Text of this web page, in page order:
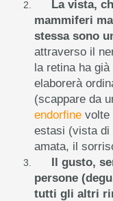
La vista,
mammiferi
stessa sono
attraverso il
la retina ha
elaborerà
(scappare da
endorfine volte
estasi (vista di
amata, il
Il gusto,
persone
tutti gli altri